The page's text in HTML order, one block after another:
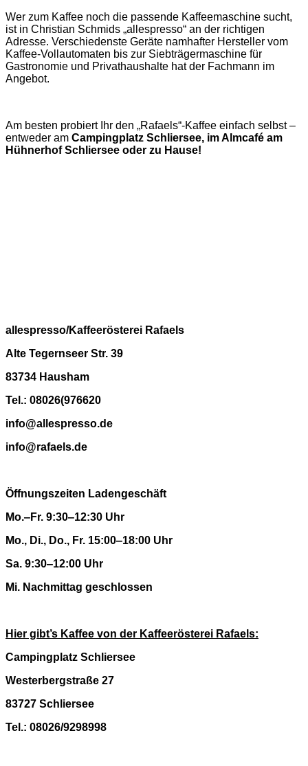
Wer zum Kaffee noch die passende Kaffeemaschine sucht,
ist in Christian Schmids „allespresso“ an der richtigen
Adresse. Verschiedenste Geräte namhafter Hersteller vom
Kaffee-Vollautomaten bis zur Siebträgermaschine für
Gastronomie und Privathaushalte hat der Fachmann im
Angebot.
Am besten probiert Ihr den „Rafaels“-Kaffee einfach selbst –
entweder am Campingplatz Schliersee, im Almcafé am
Hühnerhof Schliersee oder zu Hause!
allespresso/Kaffeerösterei Rafaels
Alte Tegernseer Str. 39
83734 Hausham
Tel.: 08026(976620
info@allespresso.de
info@rafaels.de
Öffnungszeiten Ladengeschäft
Mo.‒Fr. 9:30‒12:30 Uhr
Mo., Di., Do., Fr. 15:00‒18:00 Uhr
Sa. 9:30‒12:00 Uhr
Mi. Nachmittag geschlossen
Hier gibt’s Kaffee von der Kaffeerösterei Rafaels:
Campingplatz Schliersee
Westerbergstraße 27
83727 Schliersee
Tel.: 08026/9298998